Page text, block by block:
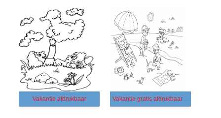
Vakantie afdrukbaar Vakantie gratis afdrukbaar basis